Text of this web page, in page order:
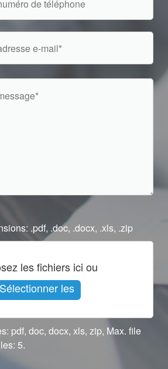
.pdf, .doc, .docx, .xls, .zip
les fichiers ici ou
Sélectionner les
fichiers
pdf, doc, docx, xls, zip, Max. file
5.